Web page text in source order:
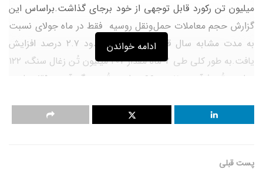
میلیون تن رکورد قابل توجهی از خود برجای گذاشت.بر‌اساس این
گزارش حجم معاملات حمل‌و‌نقل روسیه فقط در ماه جولای نسبت
به مدت مشابه سال قبل غیر از نفت حدود ۲.۷ درصد افزایش
یافت.به طور کلی طی ۷ ماه مقدار ۲۰۷ میلیون تُن زغال سنگ، ۱۲۲
میلیون تُن فرآورده نفتی، ۶۶ میلیون تُن سنگ آهن، ۳۹ میلیون
میلیون تُن محموله‌های کانتینری و… از طریق دریا و راه آهن صادر
ادامه خواندن
پست قبلی